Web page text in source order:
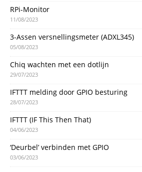
RPi-Monitor
11/08/2023
3-Assen versnellingsmeter (ADXL345)
05/08/2023
Chiq wachten met een dotlijn
29/07/2023
IFTTT melding door GPIO besturing
28/07/2023
IFTTT (IF This Then That)
04/06/2023
‘Deurbel’ verbinden met GPIO
03/06/2023